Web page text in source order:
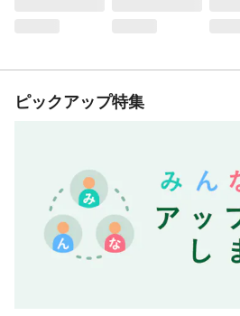
ピックアップ特集